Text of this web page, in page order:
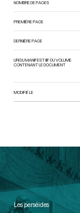
NOMBRE DE PAGES
PREMIÈRE PAGE
DERNIÈRE PAGE
URI DU MANIFEST IIIF DU VOLUME
CONTENANT LE DOCUMENT
MODIFIÉ LE
Les perséides